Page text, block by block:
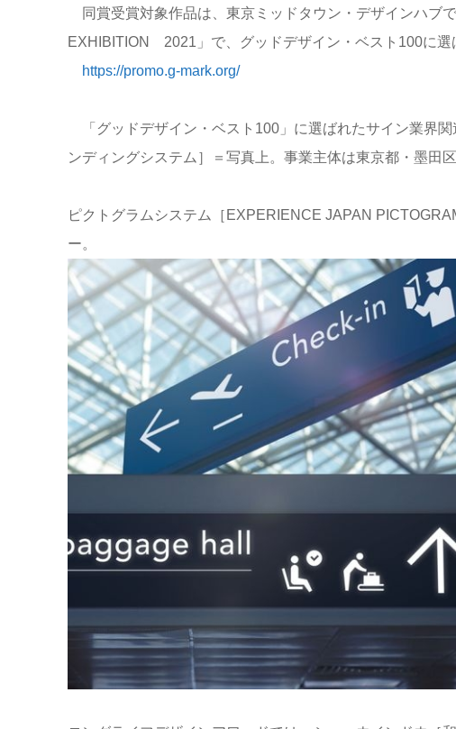
同賞受賞対象作品は、東京ミッドタウン・デザインハ
EXHIBITION 2021」で、グッドデザイン・ベスト100に選
https://promo.g-mark.org/
「グッドデザイン・ベスト100」に選ばれたサイン業界
ンディングシステム］＝写真上。事業主体は東京都・墨田
ピクトグラムシステム［EXPERIENCE JAPAN
ー。